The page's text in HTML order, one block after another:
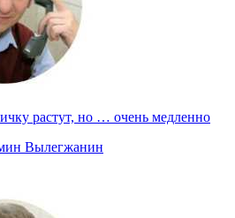
растут, но … очень медленно
Вылегжанин